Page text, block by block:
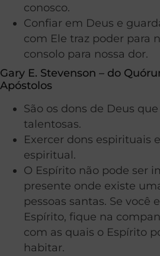
conosco.
Confiar em Deus e
com Ele traz poder para
consolo para nossa dor.
Gary E. Stevenson – do
Apóstolos
São os dons de Deus
talentosas.
Exercer dons espirituais
espiritual.
O Espírito não pode ser
presente onde existe
pessoas santas. Se você
Espírito, fique na
com as quais o Espírito
habitar.